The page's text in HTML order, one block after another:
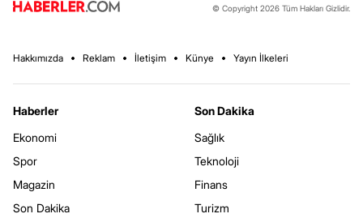
© Copyright 2026 Tüm Hakları Gizlidir.
Hakkımızda Reklam İletişim Künye Yayın İlkeleri
Haberler
Ekonomi
Spor
Magazin
Son Dakika
Son Dakika
Sağlık
Teknoloji
Finans
Turizm